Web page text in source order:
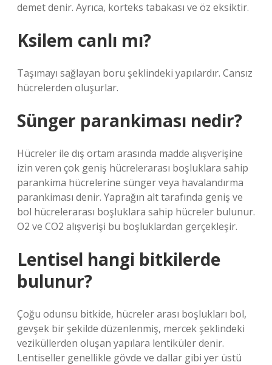
demet denir. Ayrıca, korteks tabakası ve öz eksiktir.
Ksilem canlı mı?
Taşımayı sağlayan boru şeklindeki yapılardır. Cansız
hücrelerden oluşurlar.
Sünger parankiması nedir?
Hücreler ile dış ortam arasında madde alışverişine
izin veren çok geniş hücrelerarası boşluklara sahip
parankima hücrelerine sünger veya havalandırma
parankiması denir. Yaprağın alt tarafında geniş ve
bol hücrelerarası boşluklara sahip hücreler bulunur.
O2 ve CO2 alışverişi bu boşluklardan gerçekleşir.
Lentisel hangi bitkilerde
bulunur?
Çoğu odunsu bitkide, hücreler arası boşlukları bol,
gevşek bir şekilde düzenlenmiş, mercek şeklindeki
veziküllerden oluşan yapılara lentiküler denir.
Lentiseller genellikle gövde ve dallar gibi yer üstü